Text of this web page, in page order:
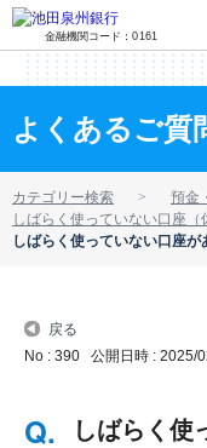
金融機関コード：0161
よくあるご質
カテゴリー検索
預金
しばらく使っていない口座（
しばらく使っていない口座が
戻る
No : 390 公開日時 : 2025/
しばらく使